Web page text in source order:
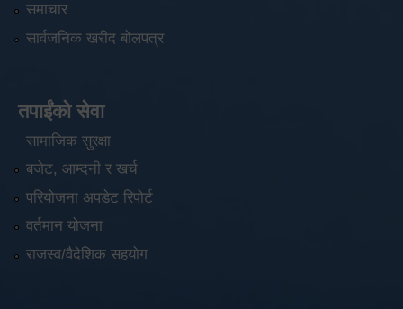
समाचार
सार्वजनिक खरीद बोलपत्र
तपाईंको सेवा
सामाजिक सुरक्षा
बजेट, आम्दनी र खर्च
परियोजना अपडेट रिपोर्ट
वर्तमान योजना
राजस्व/वैदेशिक सहयोग